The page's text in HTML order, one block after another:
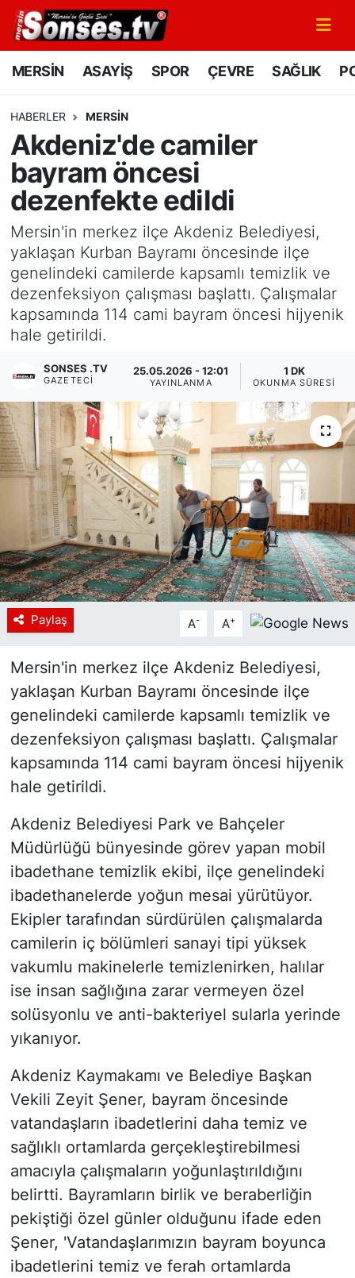
MERSİN ASAYİŞ SPOR ÇEVRE SAĞLIK
HABERLER MERSİN
Akdeniz'de camiler
bayram öncesi
dezenfekte edildi
Mersin'in merkez ilçe Akdeniz Belediyesi,
yaklaşan Kurban Bayramı öncesinde ilçe
genelindeki camilerde kapsamlı temizlik ve
dezenfeksiyon çalışması başlattı. Çalışmalar
kapsamında 114 cami bayram öncesi hijyenik
hale getirildi.
SONSES .TV
GAZETECI
25.05.2026 - 12:01
YAYINLANMA
1 DK
OKUNMA SÜRESI
Paylaş A- A+
Mersin'in merkez ilçe Akdeniz Belediyesi,
yaklaşan Kurban Bayramı öncesinde ilçe
genelindeki camilerde kapsamlı temizlik ve
dezenfeksiyon çalışması başlattı. Çalışmalar
kapsamında 114 cami bayram öncesi hijyenik
hale getirildi.
Akdeniz Belediyesi Park ve Bahçeler
Müdürlüğü bünyesinde görev yapan mobil
ibadethane temizlik ekibi, ilçe genelindeki
ibadethanelerde yoğun mesai yürütüyor.
Ekipler tarafından sürdürülen çalışmalarda
camilerin iç bölümleri sanayi tipi yüksek
vakumlu makinelerle temizlenirken, halılar
ise insan sağlığına zarar vermeyen özel
solüsyonlu ve anti-bakteriyel sularla yerinde
yıkanıyor.
Akdeniz Kaymakamı ve Belediye Başkan
Vekili Zeyit Şener, bayram öncesinde
vatandaşların ibadetlerini daha temiz ve
sağlıklı ortamlarda gerçekleştirebilmesi
amacıyla çalışmaların yoğunlaştırıldığını
belirtti. Bayramların birlik ve beraberliğin
pekiştiği özel günler olduğunu ifade eden
Şener, 'Vatandaşlarımızın bayram boyunca
ibadetlerini temiz ve ferah ortamlarda
MERSİN
SPOR
GÜNÜN MANŞETİ
DÜNYA
KÜLTÜR - SANAT
MAGAZİN
SAĞLIK
Siyaset
YEREL HABER
Haberde insan
Tanıtım
Mersin Nöbetçi Eczaneler
Mersin Namaz Vakitleri
Mersin Trafik Yoğunluk Haritası
Süper Lig Puan Durumu ve Fikstür
Tüm Manşetler
Son Dakika Haberleri
Haber Arşivi